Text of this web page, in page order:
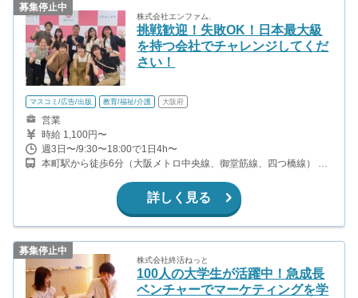
募集停止中
株式会社エンファム.
挑戦歓迎！失敗OK！日本最大級
を持つ会社でチャレンジしてくだ
さい！
マスコミ/広告/出版 教育/福祉/介護 大阪府
営業
時給 1,100円〜
週3日〜/9:30〜18:00で1日4h〜
本町駅から徒歩6分（大阪メトロ中央線、御堂筋線、四つ橋線） 堺
歩9分（堺筋線、京阪本線）
詳しく見る
募集停止中
株式会社終活ねっと
100人の大学生が活躍中！急成長
ベンチャーでマーケティングを学